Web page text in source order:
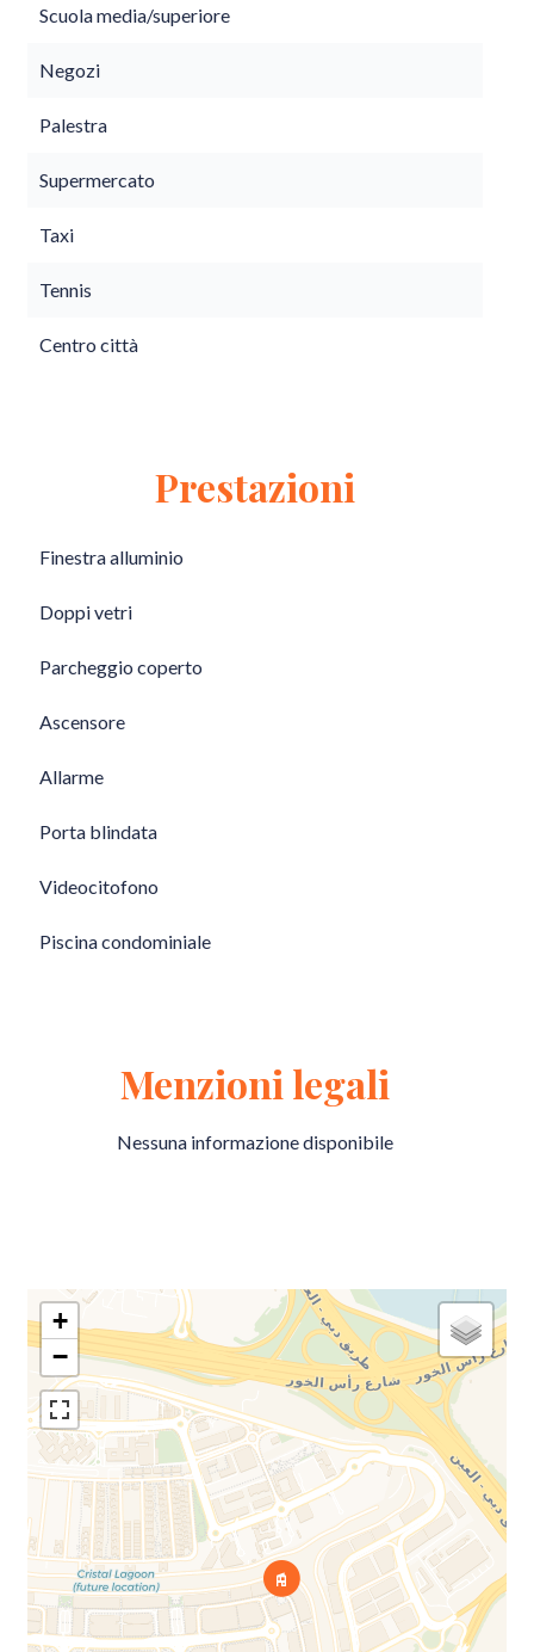
Scuola media/superiore
Negozi
Palestra
Supermercato
Taxi
Tennis
Centro città
Prestazioni
Finestra alluminio
Doppi vetri
Parcheggio coperto
Ascensore
Allarme
Porta blindata
Videocitofono
Piscina condominiale
Menzioni legali
Nessuna informazione disponibile
+
−